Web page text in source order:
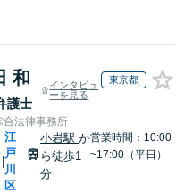
和
護士
インタビュ
ーを見る
東京都
合法律事務所
江
戸
川
区
小岩駅か
ら徒歩1
分
営業時間：10:00
~17:00（平日）